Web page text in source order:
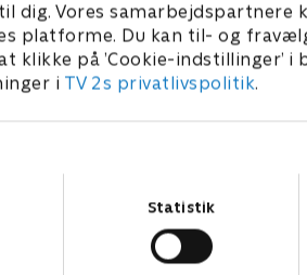
dig. Vores samarbejdspartnere
platforme. Du kan til- og
på ’Cookie-indstillinger’ i
i TV 2s privatlivspolitik.
Statistik